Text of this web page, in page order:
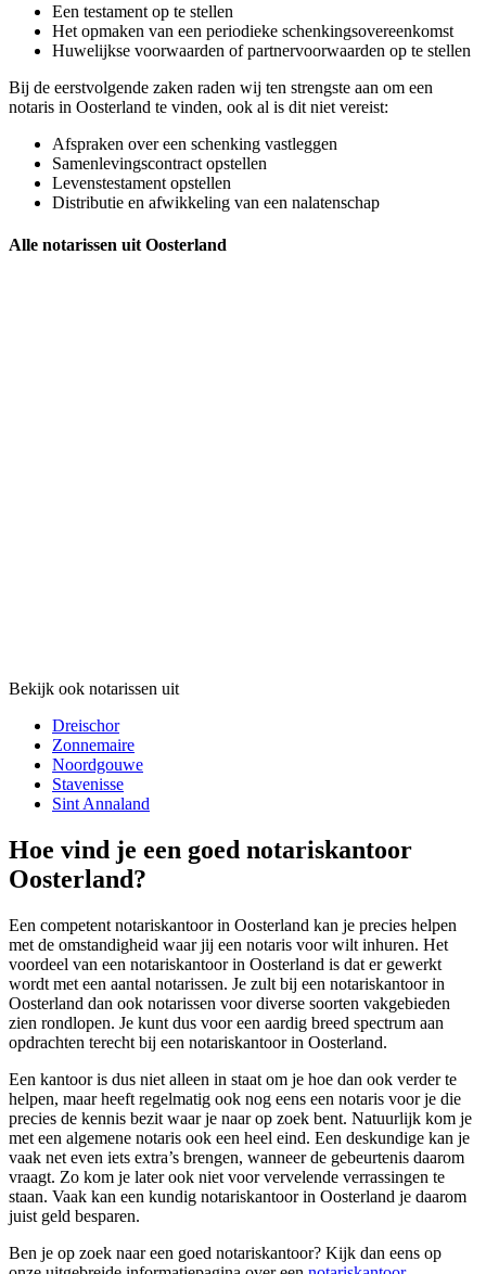
Een testament op te stellen
Het opmaken van een periodieke schenkingsovereenkomst
Huwelijkse voorwaarden of partnervoorwaarden op te stellen
Bij de eerstvolgende zaken raden wij ten strengste aan om een
notaris in Oosterland te vinden, ook al is dit niet vereist:
Afspraken over een schenking vastleggen
Samenlevingscontract opstellen
Levenstestament opstellen
Distributie en afwikkeling van een nalatenschap
Alle notarissen uit Oosterland
Bekijk ook notarissen uit
Dreischor
Zonnemaire
Noordgouwe
Stavenisse
Sint Annaland
Hoe vind je een goed notariskantoor
Oosterland?
Een competent notariskantoor in Oosterland kan je precies helpen
met de omstandigheid waar jij een notaris voor wilt inhuren. Het
voordeel van een notariskantoor in Oosterland is dat er gewerkt
wordt met een aantal notarissen. Je zult bij een notariskantoor in
Oosterland dan ook notarissen voor diverse soorten vakgebieden
zien rondlopen. Je kunt dus voor een aardig breed spectrum aan
opdrachten terecht bij een notariskantoor in Oosterland.
Een kantoor is dus niet alleen in staat om je hoe dan ook verder te
helpen, maar heeft regelmatig ook nog eens een notaris voor je die
precies de kennis bezit waar je naar op zoek bent. Natuurlijk kom je
met een algemene notaris ook een heel eind. Een deskundige kan je
vaak net even iets extra’s brengen, wanneer de gebeurtenis daarom
vraagt. Zo kom je later ook niet voor vervelende verrassingen te
staan. Vaak kan een kundig notariskantoor in Oosterland je daarom
juist geld besparen.
Ben je op zoek naar een goed notariskantoor? Kijk dan eens op